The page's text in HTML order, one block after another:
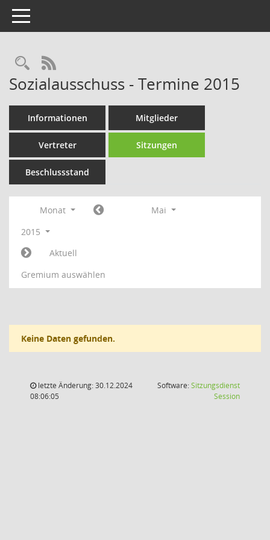
Toggle navigation
Rechercheauswahl
RSS-Feed
Sozialausschuss - Termine 2015
Informationen Mitglieder
Vertreter Sitzungen
Beschlussstand
Monat
Mai
2015
Aktuell
Gremium auswählen
Keine Daten gefunden.
letzte Änderung: 30.12.2024
08:06:05
Software:Sitzungsdienst
Session(Wird in